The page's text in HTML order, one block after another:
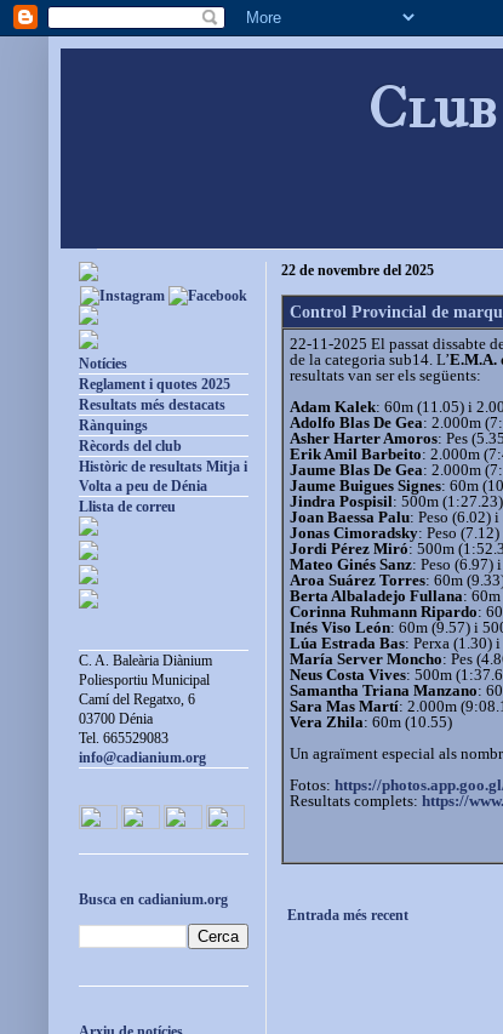
22 de novembre del 2025
Control Provincial de
22-11-2025 El passat dissabte
de la categoria sub14. L’E.M.A.
resultats van ser els següents:
Adam Kalek: 60m (11.05) i
Adolfo Blas De Gea: 2.000m
Asher Harter Amoros: Pes
Erik Amil Barbeito: 2.000m
Jaume Blas De Gea: 2.000m
Jaume Buigues Signes: 60m
Jindra Pospisil: 500m
Joan Baessa Palu: Peso (6.02)
Jonas Cimoradsky: Peso
Jordi Pérez Miró: 500m
Mateo Ginés Sanz: Peso (6.97)
Aroa Suárez Torres: 60m
Berta Albaladejo Fullana:
Corinna Ruhmann Ripardo:
Inés Viso León: 60m (9.57) i
Lúa Estrada Bas: Perxa (1.30)
María Server Moncho: Pes
Neus Costa Vives: 500m
Samantha Triana Manzano:
Sara Mas Martí: 2.000m
Vera Zhila: 60m (10.55)
Un agraïment especial als
Fotos: https://photos.app.goo.
Resultats complets: https://
Entrada més recent
Notícies
Reglament i quotes 2025
Resultats més destacats
Rànquings
Rècords del club
Històric de resultats Mitja i
Volta a peu de Dénia
Llista de correu
C. A. Baleària Diànium
Poliesportiu Municipal
Camí del Regatxo, 6
03700 Dénia
Tel. 665529083
info@cadianium.org
Busca en cadianium.org